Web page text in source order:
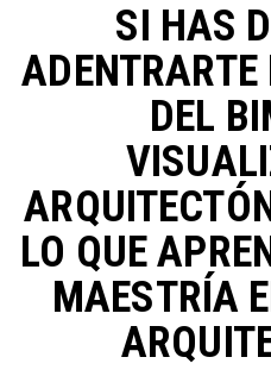
SI HAS
DEL
LO QUE
MAESTRÍA